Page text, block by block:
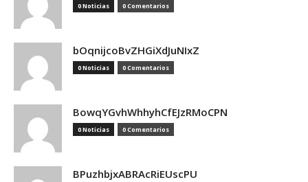
0 Noticias 0 Comentarios
bOqnijcoBvZHGiXdJuNIxZ
0 Noticias 0 Comentarios
BowqYGvhWhhyhCfEJzRMoCPN
0 Noticias 0 Comentarios
BPuzhbjxABRAcRiEUscPU